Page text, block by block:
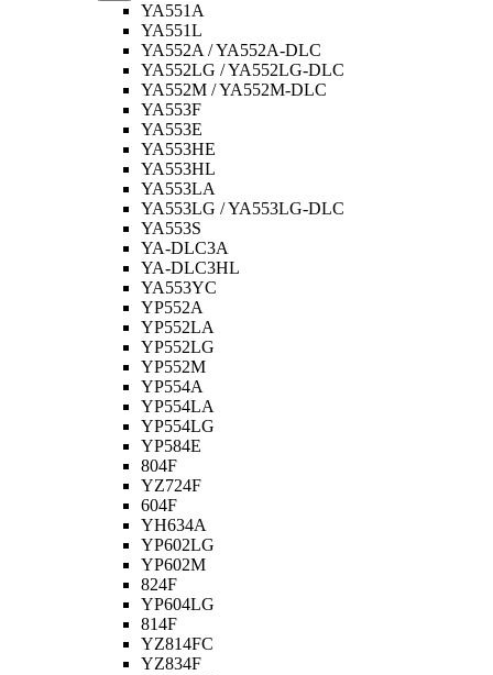
YA551A
YA551L
YA552A / YA552A-DLC
YA552LG / YA552LG-DLC
YA552M / YA552M-DLC
YA553F
YA553E
YA553HE
YA553HL
YA553LA
YA553LG / YA553LG-DLC
YA553S
YA-DLC3A
YA-DLC3HL
YA553YC
YP552A
YP552LA
YP552LG
YP552M
YP554A
YP554LA
YP554LG
YP584E
804F
YZ724F
604F
YH634A
YP602LG
YP602M
824F
YP604LG
814F
YZ814FC
YZ834F